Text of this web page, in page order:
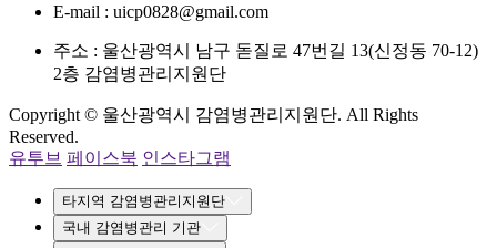
E-mail : uicp0828@gmail.com
주소 : 울산광역시 남구 돋질로 47번길 13(신정동 70-12)
2층 감염병관리지원단
Copyright © 울산광역시 감염병관리지원단. All Rights
Reserved.
유투브 페이스북 인스타그램
타지역 감염병관리지원단
국내 감염병관리 기관